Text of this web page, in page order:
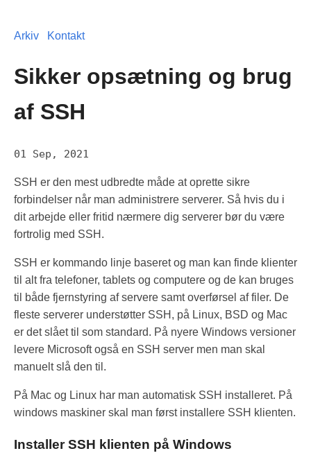
Arkiv Kontakt
Sikker opsætning og brug
af SSH
01 Sep, 2021
SSH er den mest udbredte måde at oprette sikre
forbindelser når man administrere serverer. Så hvis du i
dit arbejde eller fritid nærmere dig serverer bør du være
fortrolig med SSH.
SSH er kommando linje baseret og man kan finde klienter
til alt fra telefoner, tablets og computere og de kan bruges
til både fjernstyring af servere samt overførsel af filer. De
fleste serverer understøtter SSH, på Linux, BSD og Mac
er det slået til som standard. På nyere Windows versioner
levere Microsoft også en SSH server men man skal
manuelt slå den til.
På Mac og Linux har man automatisk SSH installeret. På
windows maskiner skal man først installere SSH klienten.
Installer SSH klienten på Windows